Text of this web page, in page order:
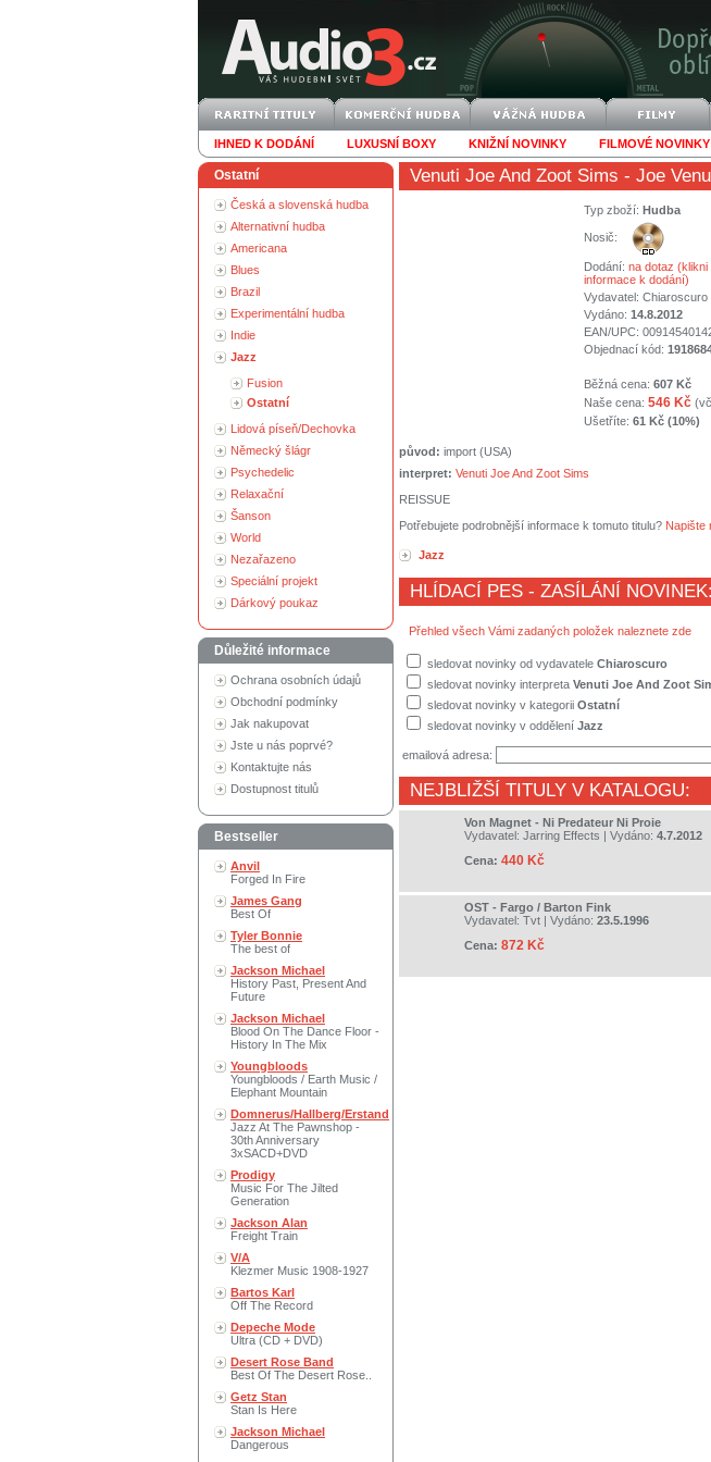
IHNED K DODÁNÍ LUXUSNÍ BOXY KNIŽNÍ NOVINKY FILMOVÉ NOVINKY
Ostatní
Česká a slovenská hudba
Alternativní hudba
Americana
Blues
Brazil
Experimentální hudba
Indie
Jazz
Fusion
Ostatní
Lidová píseň/Dechovka
Německý šlágr
Psychedelic
Relaxační
Šanson
World
Nezařazeno
Speciální projekt
Dárkový poukaz
Důležité informace
Ochrana osobních údajů
Obchodní podmínky
Jak nakupovat
Jste u nás poprvé?
Kontaktujte nás
Dostupnost titulů
Bestseller
Anvil
Forged In Fire
James Gang
Best Of
Tyler Bonnie
The best of
Jackson Michael
History Past, Present And
Future
Jackson Michael
Blood On The Dance Floor -
History In The Mix
Youngbloods
Youngbloods / Earth Music /
Elephant Mountain
Domnerus/Hallberg/Erstand
Jazz At The Pawnshop -
30th Anniversary
3xSACD+DVD
Prodigy
Music For The Jilted
Generation
Jackson Alan
Freight Train
V/A
Klezmer Music 1908-1927
Bartos Karl
Off The Record
Depeche Mode
Ultra (CD + DVD)
Desert Rose Band
Best Of The Desert Rose..
Getz Stan
Stan Is Here
Jackson Michael
Dangerous
Venuti Joe And Zoot Sims - Joe
Typ zboží: Hudba
Nosič:
Dodání: na dotaz
informace k dodání)
Vydavatel: Chiaroscuro
Vydáno: 14.8.2012
EAN/UPC:
Objednací kód:
Běžná cena: 607 Kč
Naše cena: 546 Kč
Ušetříte: 61 Kč (10%)
původ: import (USA)
interpret: Venuti Joe And Zoot Sims
REISSUE
Potřebujete podrobnější informace k tomuto titulu? Napište
Jazz
HLÍDACÍ PES - ZASÍLÁNÍ NOVINEK:
Přehled všech Vámi zadaných položek naleznete zde
sledovat novinky od vydavatele Chiaroscuro
sledovat novinky interpreta Venuti Joe And Zoot
sledovat novinky v kategorii Ostatní
sledovat novinky v oddělení Jazz
emailová adresa:
NEJBLIŽŠÍ TITULY V KATALOGU:
Von Magnet - Ni Predateur Ni Proie
Vydavatel: Jarring Effects | Vydáno: 4.7.2012
Cena: 440 Kč
OST - Fargo / Barton Fink
Vydavatel: Tvt | Vydáno: 23.5.1996
Cena: 872 Kč